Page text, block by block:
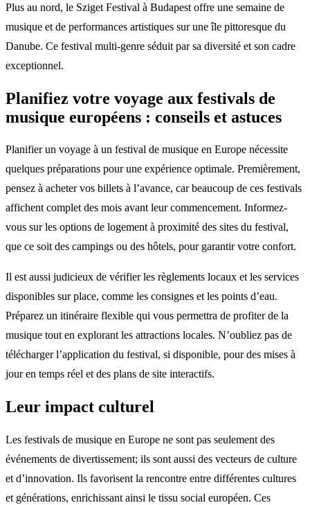
Plus au nord, le Sziget Festival à Budapest offre une semaine de
musique et de performances artistiques sur une île pittoresque du
Danube. Ce festival multi-genre séduit par sa diversité et son cadre
exceptionnel.
Planifiez votre voyage aux festivals de
musique européens : conseils et astuces
Planifier un voyage à un festival de musique en Europe nécessite
quelques préparations pour une expérience optimale. Premièrement,
pensez à acheter vos billets à l’avance, car beaucoup de ces festivals
affichent complet des mois avant leur commencement. Informez-
vous sur les options de logement à proximité des sites du festival,
que ce soit des campings ou des hôtels, pour garantir votre confort.
Il est aussi judicieux de vérifier les règlements locaux et les services
disponibles sur place, comme les consignes et les points d’eau.
Préparez un itinéraire flexible qui vous permettra de profiter de la
musique tout en explorant les attractions locales. N’oubliez pas de
télécharger l’application du festival, si disponible, pour des mises à
jour en temps réel et des plans de site interactifs.
Leur impact culturel
Les festivals de musique en Europe ne sont pas seulement des
événements de divertissement; ils sont aussi des vecteurs de culture
et d’innovation. Ils favorisent la rencontre entre différentes cultures
et générations, enrichissant ainsi le tissu social européen. Ces